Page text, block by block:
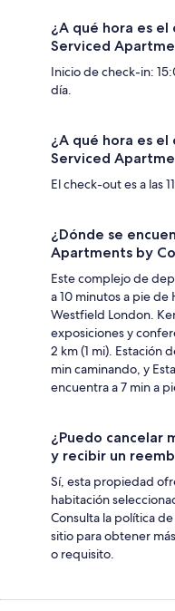
¿A qué hora es el
Serviced
Inicio de check-in:
día.
¿A qué hora es el
Serviced
El check-out es a las
¿Dónde se
Apartments by
Este complejo de
a 10 minutos a pie de
Westfield London.
exposiciones y
2 km (1 mi). Estación
min caminando, y
encuentra a 7 min a
¿Puedo cancelar
y recibir un
Sí, esta propiedad
habitación
Consulta la política
sitio para obtener
o requisito.